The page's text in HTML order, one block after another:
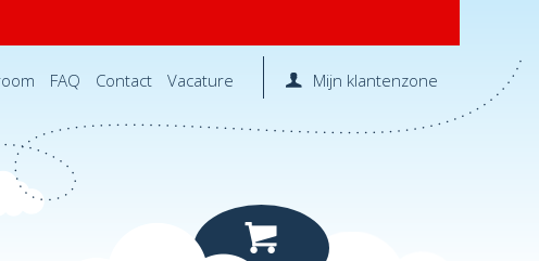
FAQ Contact Vacature Mijn klantenzone